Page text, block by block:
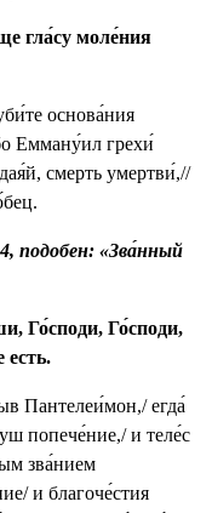
гла́су моле́ния
основа́ния
Емману́ил грехи́
смерть умертви́,//
подобен: «Зва́нный
Го́споди, Го́споди,
есть.
Пантелеи́мон,/ егда́
попече́ние,/ и теле́с
зва́нием
и благоче́стия